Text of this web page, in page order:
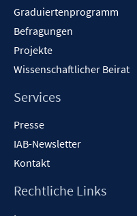
Graduiertenprogramm
Befragungen
Projekte
Wissenschaftlicher Beirat
Services
Presse
IAB-Newsletter
Kontakt
Rechtliche Links